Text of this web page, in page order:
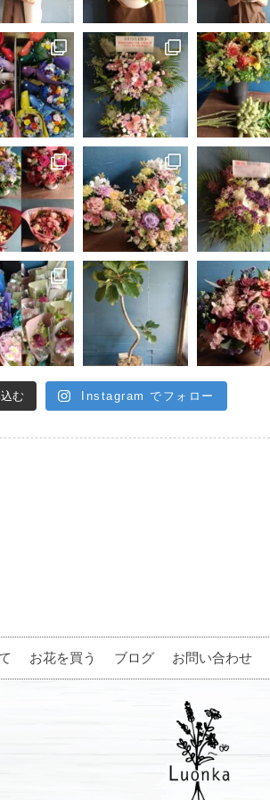
む Instagram でフォロー
お花を買う ブログ お問い合わせ